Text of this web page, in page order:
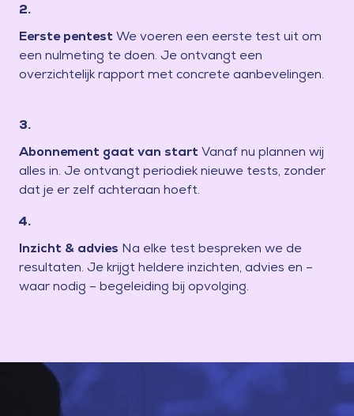
2.
Eerste pentestWe voeren een eerste test uit om
een nulmeting te doen. Je ontvangt een
overzichtelijk rapport met concrete aanbevelingen.
3.
Abonnement gaat van startVanaf nu plannen wij
alles in. Je ontvangt periodiek nieuwe tests, zonder
dat je er zelf achteraan hoeft.
4.
Inzicht & advies Na elke test bespreken we de
resultaten. Je krijgt heldere inzichten, advies en –
waar nodig – begeleiding bij opvolging.